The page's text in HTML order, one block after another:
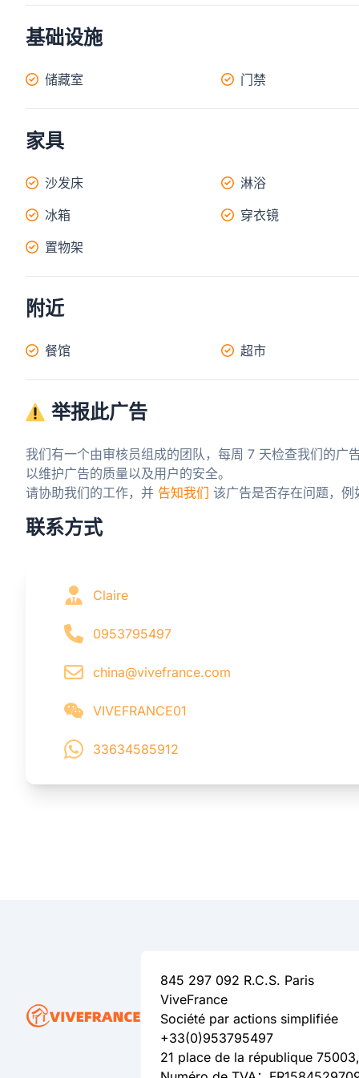
基础设施
储藏室 门禁
家具
沙发床
淋浴
冰箱
穿衣镜
置物架
附近
餐馆 超市
举报此广告
我们有一个由审核员组成的团队，每周 7 天检查我们的广
以维护广告的质量以及用户的安全。
请协助我们的工作，并 告知我们 该广告是否存在问题，例
联系方式
Claire
0953795497
china@vivefrance.com
VIVEFRANCE01
33634585912
845 297 092 R.C.S. Paris
ViveFrance
Société par actions simplifiée
+33(0)953795497
21 place de la république